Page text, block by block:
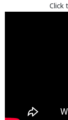
Click